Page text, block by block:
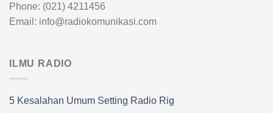
Phone: (021) 4211456
Email: info@radiokomunikasi.com
ILMU RADIO
5 Kesalahan Umum Setting Radio Rig